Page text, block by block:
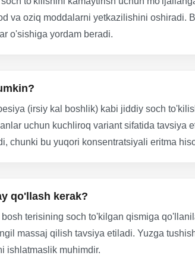
va oziq moddalarni yetkazilishini oshiradi.
o'sishiga yordam beradi.
(irsiy kal boshlik) kabi jiddiy soch
uchun kuchliroq variant sifatida tavsiya
chunki bu yuqori konsentratsiyali eritma
qo'llash kerak?
terisining soch to'kilgan qismiga
massaj qilish tavsiya etiladi. Yuzga
ishlatmaslik muhimdir.